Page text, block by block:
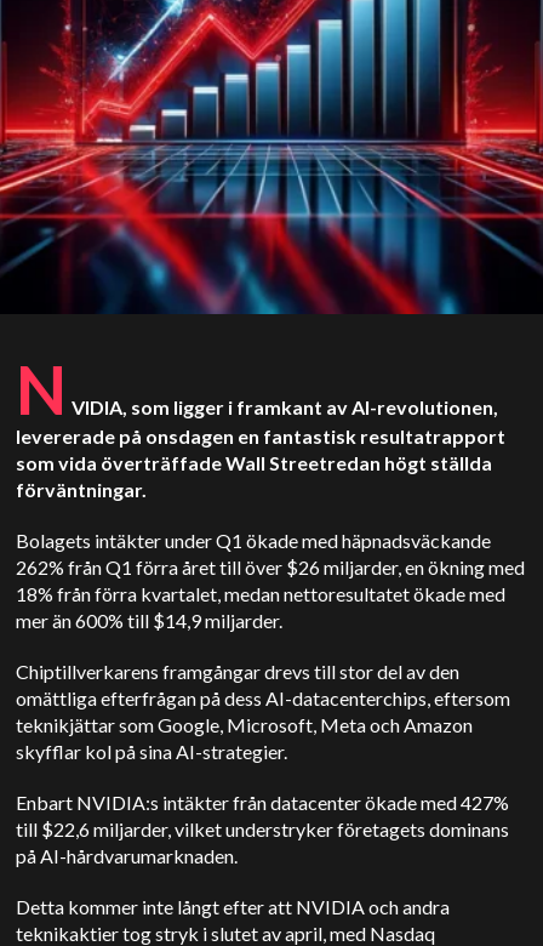
N VIDIA, som ligger i framkant av AI-revolutionen,
levererade på onsdagen en fantastisk resultatrapport
som vida överträffadeWall Streetredan högt ställda
förväntningar.
Bolagets intäkter under Q1 ökade med häpnadsväckande
262% från Q1 förra året till över $26 miljarder, en ökning med
18% från förra kvartalet, medan nettoresultatet ökade med
mer än 600% till $14,9 miljarder.
Chiptillverkarens framgångar drevs till stor del av den
omättliga efterfrågan på dess AI-datacenterchips, eftersom
teknikjättar som Google, Microsoft, Meta och Amazon
skyfflar kol på sina AI-strategier.
Enbart NVIDIA:s intäkter från datacenter ökade med 427%
till $22,6 miljarder, vilket understryker företagets dominans
på AI-hårdvarumarknaden.
Detta kommer inte långt efter att NVIDIA och andra
teknikaktier tog stryk i slutet av april, med Nasdaq